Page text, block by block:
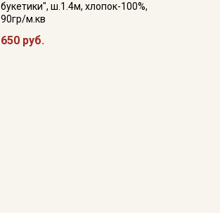
букетики", ш.1.4м, хлопок-100%,
90гр/м.кв
650 руб.